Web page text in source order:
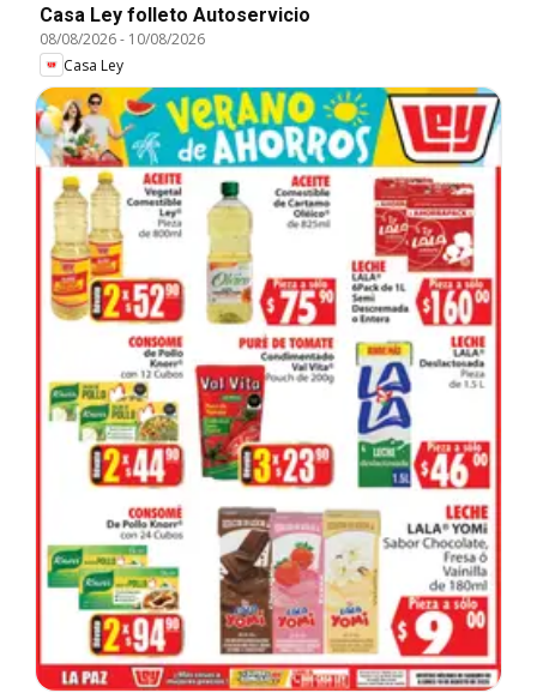
Casa Ley folleto Autoservicio
08/08/2026- 10/08/2026
Casa Ley